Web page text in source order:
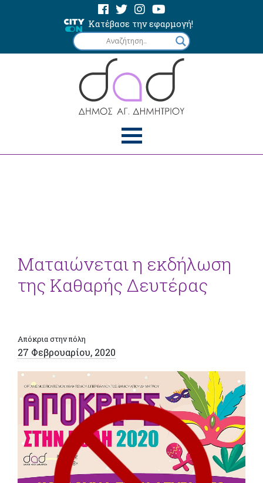
Κατέβασε την εφαρμογή!
Ματαιώνεται η εκδήλωση
της Καθαρής Δευτέρας
Απόκρια στην πόλη
27 Φεβρουαρίου, 2020